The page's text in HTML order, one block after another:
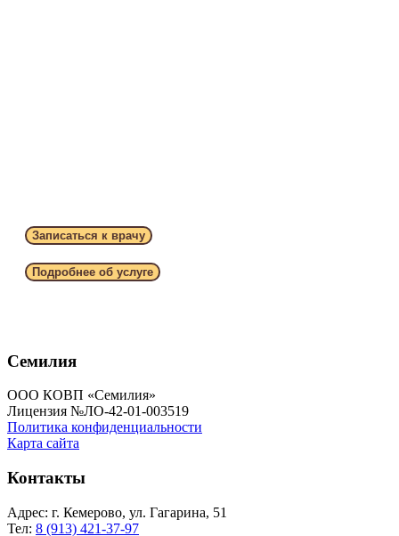
Записаться к врачу
Подробнее об услуге
Семилия
ООО КОВП «Семилия»
Лицензия №ЛО-42-01-003519
Политика конфиденциальности
Карта сайта
Контакты
Адрес: г. Кемерово, ул. Гагарина, 51
Тел: 8 (913) 421-37-97